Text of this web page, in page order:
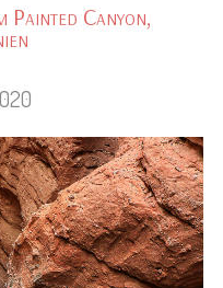
Painted Canyon,